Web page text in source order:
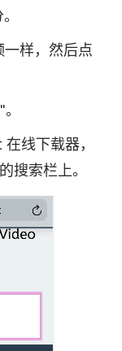
一样，然后点
线下载器，
搜索栏上。